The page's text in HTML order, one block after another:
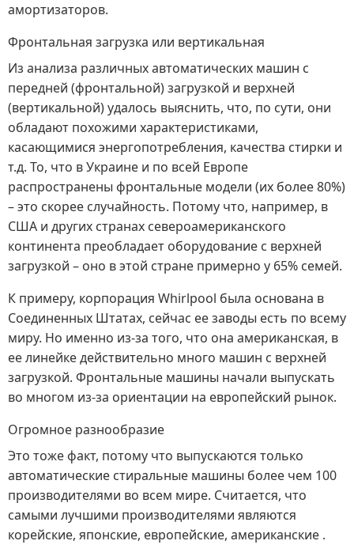
амортизаторов.
Фронтальная загрузка или вертикальная
Из анализа различных автоматических машин с
передней (фронтальной) загрузкой и верхней
(вертикальной) удалось выяснить, что, по сути, они
обладают похожими характеристиками,
касающимися энергопотребления, качества стирки и
т.д. То, что в Украине и по всей Европе
распространены фронтальные модели (их более 80%)
– это скорее случайность. Потому что, например, в
США и других странах североамериканского
континента преобладает оборудование с верхней
загрузкой – оно в этой стране примерно у 65% семей.
К примеру, корпорация Whirlpool была основана в
Соединенных Штатах, сейчас ее заводы есть по всему
миру. Но именно из-за того, что она американская, в
ее линейке действительно много машин с верхней
загрузкой. Фронтальные машины начали выпускать
во многом из-за ориентации на европейский рынок.
Огромное разнообразие
Это тоже факт, потому что выпускаются только
автоматические стиральные машины более чем 100
производителями во всем мире. Считается, что
самыми лучшими производителями являются
корейские, японские, европейские, американские .